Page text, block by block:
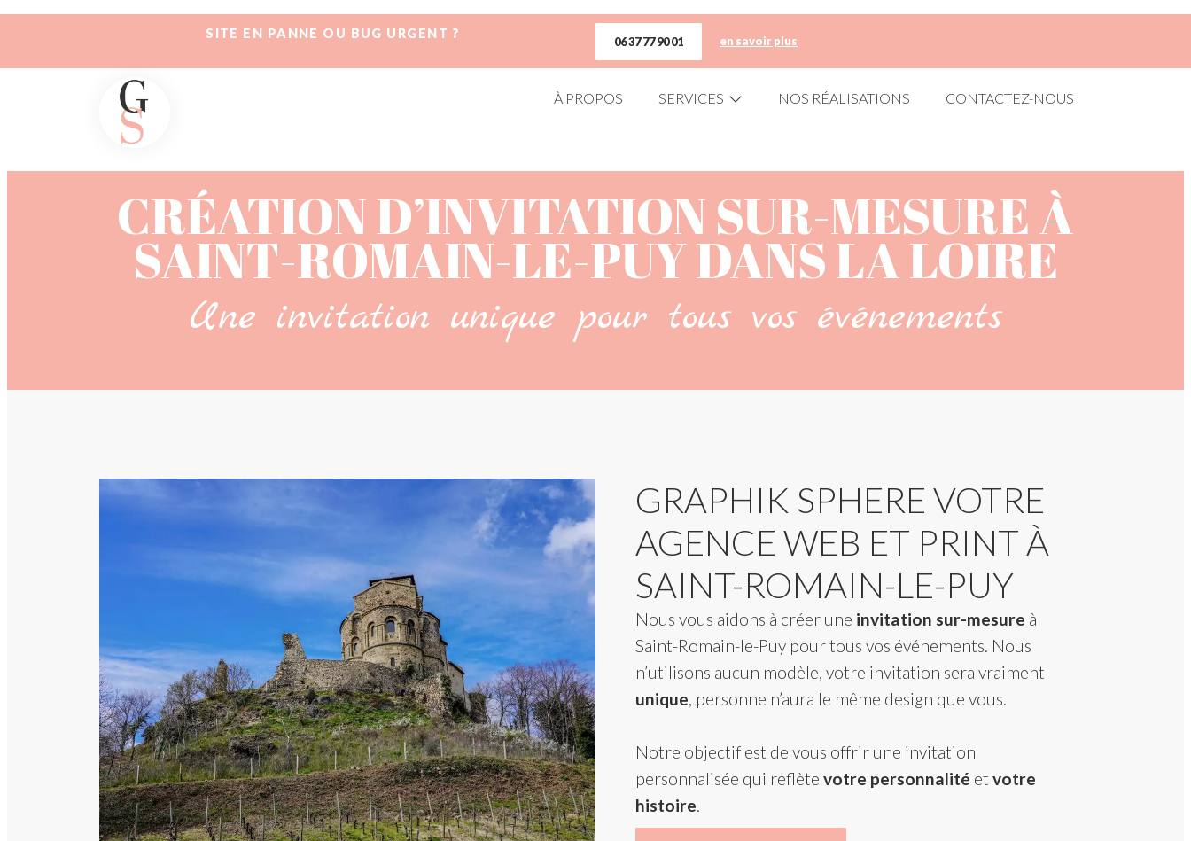
SITE EN PANNE OU BUG URGENT ?
06 37 77 90 01 en savoir plus
À PROPOS SERVICES NOS RÉALISATIONS CONTACTEZ-NOUS
CRÉATION D’INVITATION SUR-MESURE À
SAINT-ROMAIN-LE-PUY DANS LA LOIRE
Une invitation unique pour tous vos événements
GRAPHIK SPHERE VOTRE
AGENCE WEB ET PRINT À
SAINT-ROMAIN-LE-PUY
Nous vous aidons à créer une invitation sur-mesure à
Saint-Romain-le-Puy pour tous vos événements. Nous
n’utilisons aucun modèle, votre invitation sera vraiment
unique, personne n’aura le même design que vous.
Notre objectif est de vous offrir une invitation
personnalisée qui reflète votre personnalité et votre
histoire.